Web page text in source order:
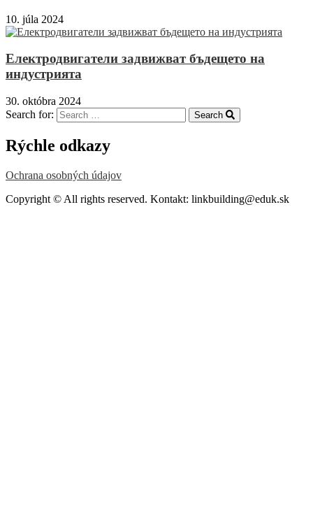
10. júla 2024
Електродвигатели задвижват бъдещето на
индустрията
30. októbra 2024
Search for:
Search
Rýchle odkazy
Ochrana osobných údajov
Copyright © All rights reserved. Kontakt: linkbuilding@eduk.sk